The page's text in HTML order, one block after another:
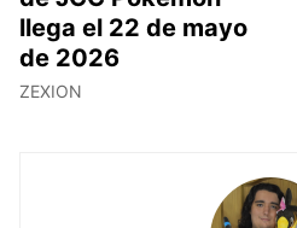
llega el 22 de mayo
de 2026
ZEXION